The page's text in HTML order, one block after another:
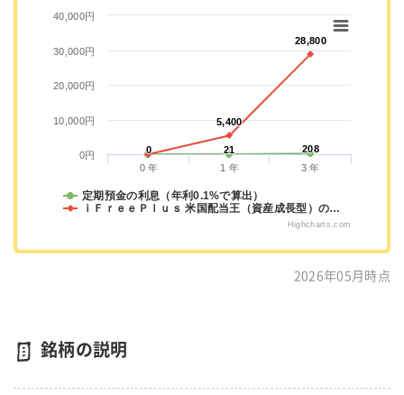
0
0 21
21 208
208
5,400
5,400
28,800
28,800
定期預金の利息（年利0.1%で算出）
ｉＦｒｅｅＰｌｕｓ 米国配当王（資産成長型）の…
0 年 1 年 3 年
0円
10,000円
20,000円
30,000円
40,000円
Highcharts.com
2026年05月時点
銘柄の説明